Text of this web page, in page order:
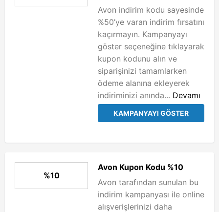
Avon indirim kodu sayesinde
%50’ye varan indirim fırsatını
kaçırmayın. Kampanyayı
göster seçeneğine tıklayarak
kupon kodunu alın ve
siparişinizi tamamlarken
ödeme alanına ekleyerek
indiriminizi anında... Devamı
KAMPANYAYI GÖSTER
%10
Avon Kupon Kodu %10
Avon tarafından sunulan bu
indirim kampanyası ile online
alışverişlerinizi daha